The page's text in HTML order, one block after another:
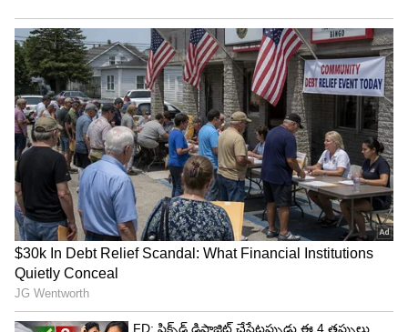
3
4
Image Credit :StockPhoto
భారత్‌లో వేదకాలం నుంచే మెహెందీకి ప్రత్యేక స్థానం
భారత్‌లో మెహెందీ వినియోగానికి వేల ఏళ్ల చరిత్ర ఉంది.
వేదకాలానికి చెందిన పలు గ్రంథాల్లో మెహెందీ ప్రస్తావన